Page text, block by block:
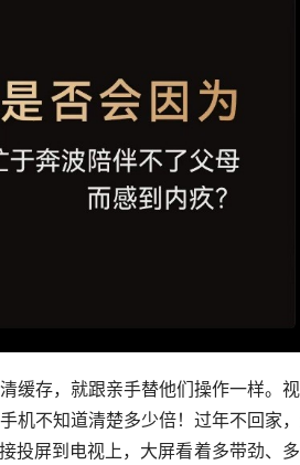
缓存，就跟亲手替他们操作一样。
机不知道清楚多少倍！过年不回家
投屏到电视上，大屏看着多带劲、